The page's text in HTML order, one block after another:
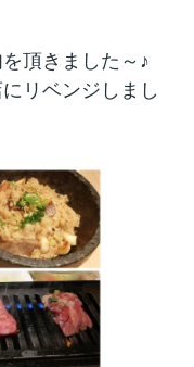
頂きました～♪
リベンジしまし